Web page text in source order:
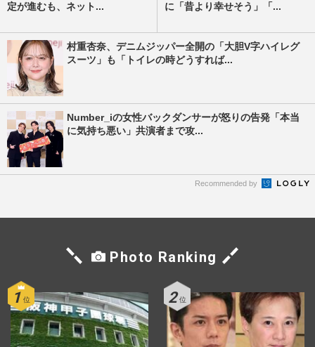
定が進むも、ネット...
に「昔より幸せそう」「...
村重杏奈、デニムジッパー全開の「大胆V字ハイレグ
スーツ」も「トイレの時どうすれば...
Number_iの女性バックダンサーが怒りの告発「本当
に気持ち悪い」共演者まで攻...
Recommended by
Photo Ranking